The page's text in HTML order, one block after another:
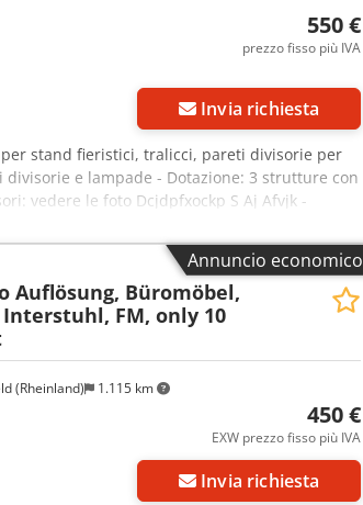
550 €
prezzo fisso più IVA
Invia richiesta
stand fieristici, tralicci, pareti divisorie per
e lampade - Dotazione: 3 strutture con
vedere le foto Dcjdpfxockp S Aj Afvjk -
Annuncio economico
(Rheinland) 1.115 km
Auflösung, Büromöbel,
Interstuhl, FM, only 10
450 €
EXW prezzo fisso più IVA
Invia richiesta